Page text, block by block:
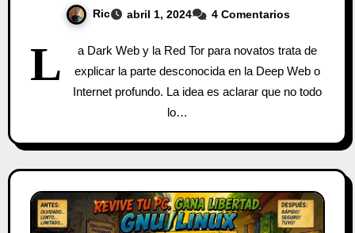
Ric abril 1, 2024 4 Comentarios
L
a Dark Web y la Red Tor para novatos trata de
explicar la parte desconocida en la Deep Web o
Internet profundo. La idea es aclarar que no todo
lo…